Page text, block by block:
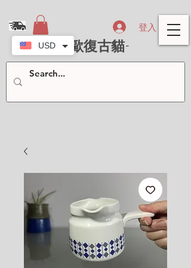
- 北歐復古貓-
登入
USD